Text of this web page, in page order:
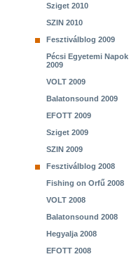
Sziget 2010
SZIN 2010
Fesztiválblog 2009
Pécsi Egyetemi Napok
2009
VOLT 2009
Balatonsound 2009
EFOTT 2009
Sziget 2009
SZIN 2009
Fesztiválblog 2008
Fishing on Orfű 2008
VOLT 2008
Balatonsound 2008
Hegyalja 2008
EFOTT 2008